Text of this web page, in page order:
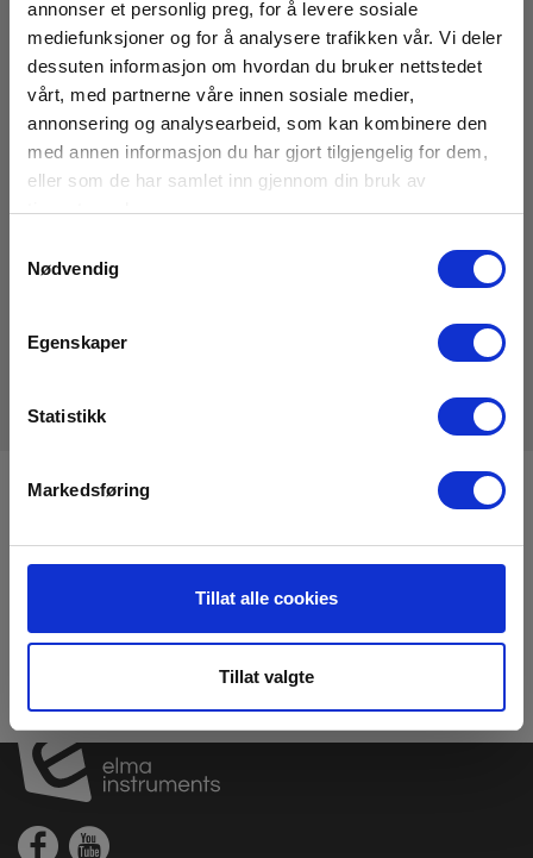
annonser et personlig preg, for å levere sosiale
mediefunksjoner og for å analysere trafikken vår. Vi deler
dessuten informasjon om hvordan du bruker nettstedet
vårt, med partnerne våre innen sosiale medier,
annonsering og analysearbeid, som kan kombinere den
med annen informasjon du har gjort tilgjengelig for dem,
eller som de har samlet inn gjennom din bruk av
tjenestene deres.
Nødvendig
Egenskaper
Statistikk
Markedsføring
Tillat alle cookies
Tillat valgte
Tekniske Data
Last ned
C_HDMI_PD_adapter__EN.pdf
Registrere deg for nyhetsbrev!
Hold deg oppdatert og få de gode tilbudene på mail
med våre ukentlige nyhetsbrev E-News
GDPR Personvernbeskyttelse. Du kan når som helst avslutte